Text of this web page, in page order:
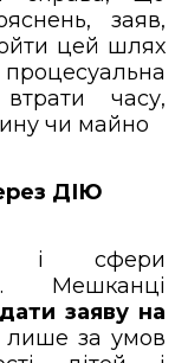
заяв,
цей шлях
часу,
чи майно
ДІЮ
і сфери
Мешканці
заяву на
лише за умов